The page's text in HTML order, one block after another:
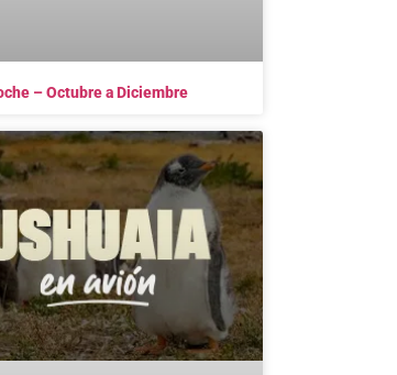
– Octubre a Diciembre